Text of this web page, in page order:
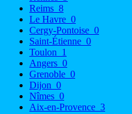
Reims 8
Le Havre 0
Cergy-Pontoise 0
Saint-Étienne 0
Toulon 1
Angers 0
Grenoble 0
Dijon 0
Nîmes 0
Aix-en-Provence 3